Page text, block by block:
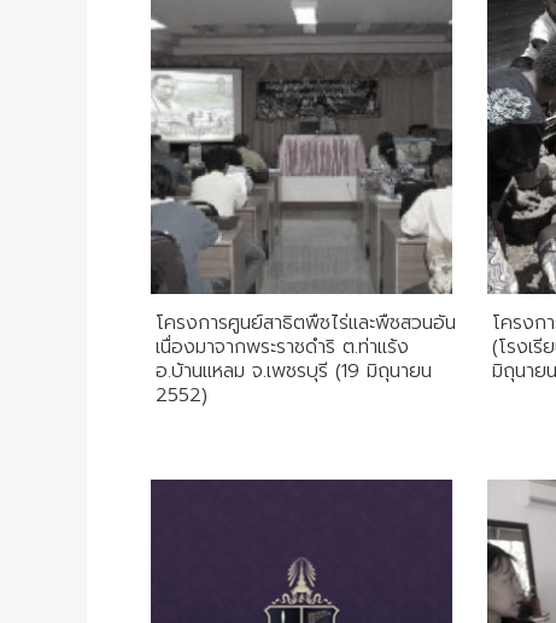
โครงการศูนย์สาธิตพืชไร่และพืชสวนอัน
เนื่องมาจากพระราชดำริ ต.ท่าแร้ง
อ.บ้านแหลม จ.เพชรบุรี (19 มิถุนายน
2552)
โครง
(โรงเรี
มิถุนาย